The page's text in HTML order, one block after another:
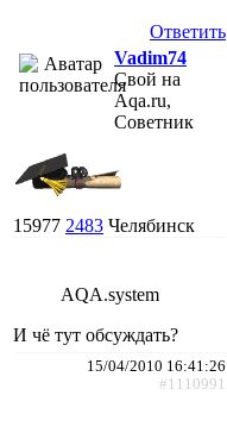
Ответить
Vadim74
Свой на
Aqa.ru,
Советник
15977 2483 Челябинск
AQA.system
И чё тут обсуждать?
15/04/2010 16:41:26
#1110991